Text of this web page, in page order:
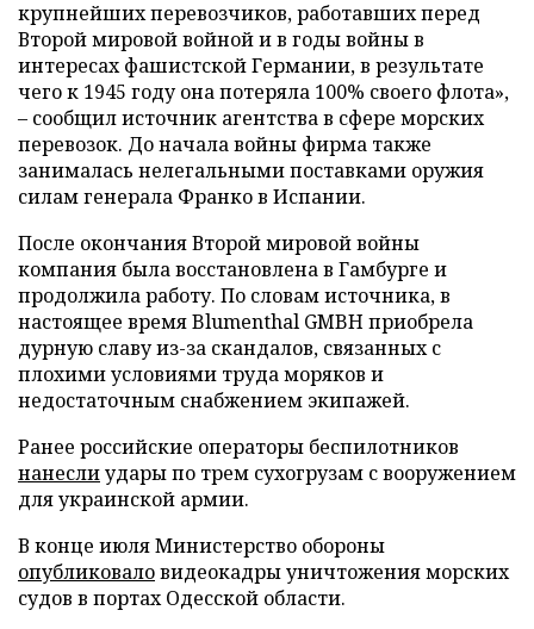
крупнейших перевозчиков, работавших перед
Второй мировой войной и в годы войны в
интересах фашистской Германии, в результате
чего к 1945 году она потеряла 100% своего флота»,
– сообщил источник агентства в сфере морских
перевозок. До начала войны фирма также
занималась нелегальными поставками оружия
силам генерала Франко в Испании.
После окончания Второй мировой войны
компания была восстановлена в Гамбурге и
продолжила работу. По словам источника, в
настоящее время Blumenthal GMBH приобрела
дурную славу из-за скандалов, связанных с
плохими условиями труда моряков и
недостаточным снабжением экипажей.
Ранее российские операторы беспилотников
нанеслиудары по трем сухогрузам с вооружением
для украинской армии.
В конце июля Министерство обороны
опубликоваловидеокадры уничтожения морских
судов в портах Одесской области.